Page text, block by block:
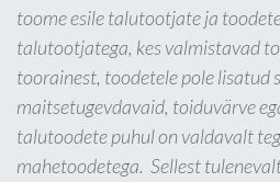
toome esile talutootjate ja
talutootjatega, kes valmistavad
toorainest, toodetele pole lisatud
maitsetugevdavaid, toiduvärve
talutoodete puhul on valdavalt
mahetoodetega. Sellest